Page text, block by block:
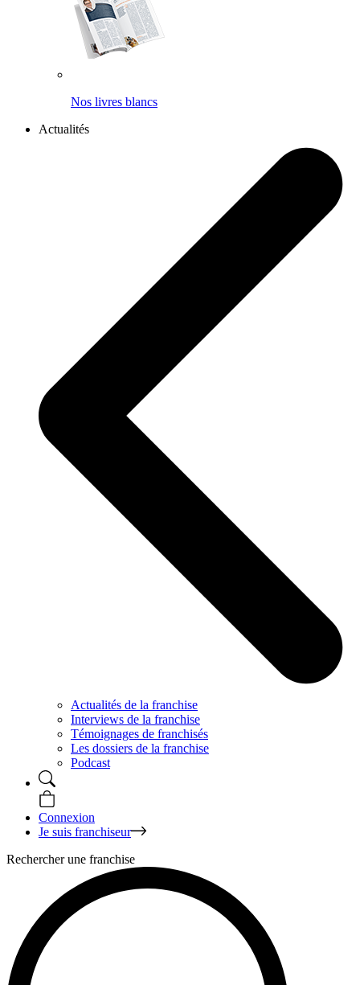
Nos livres blancs
Actualités
Actualités de la franchise
Interviews de la franchise
Témoignages de franchisés
Les dossiers de la franchise
Podcast
Connexion
Je suis franchiseur
Rechercher une franchise